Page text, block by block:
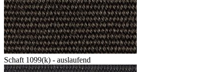
Schaft 1099(k) - auslaufend